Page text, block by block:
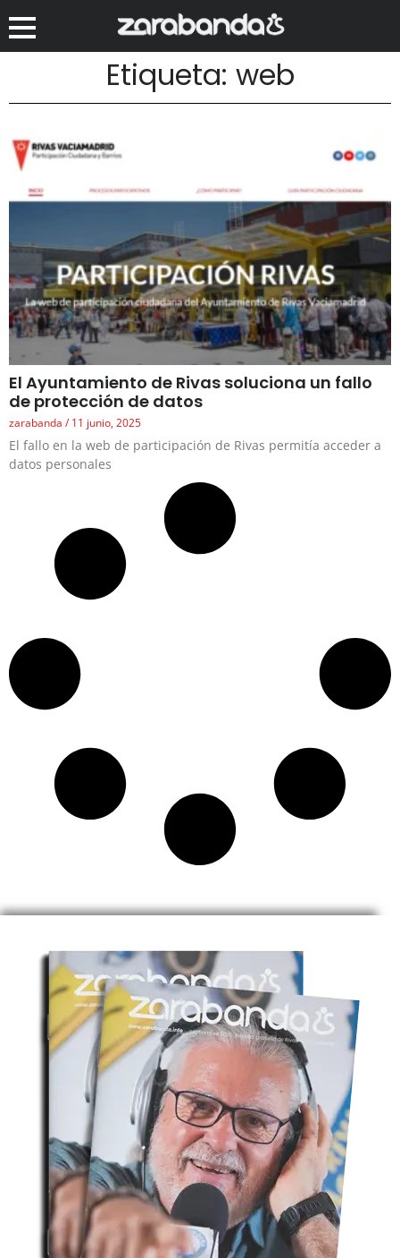
Etiqueta: web
El Ayuntamiento de Rivas soluciona un fallo
de protección de datos
zarabanda 11 junio, 2025
El fallo en la web de participación de Rivas permitía acceder a
datos personales